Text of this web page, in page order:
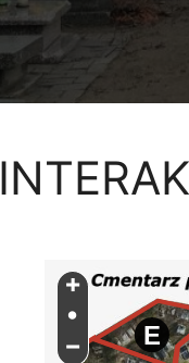
E
•
+
−